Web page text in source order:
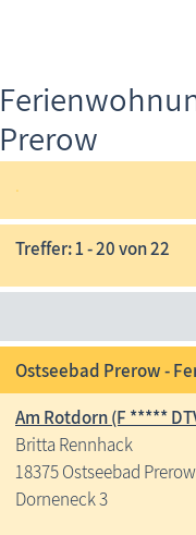
Prerow
.
Treffer: 1 - 20 von 22
Ostseebad Prerow -
Am Rotdorn (F *****
Britta Rennhack
18375 Ostseebad Prerow
Dorneneck 3